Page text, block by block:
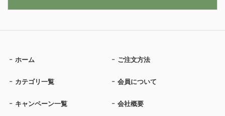
ホーム ご注文方法
カテゴリ一覧 会員について
キャンペーン一覧 会社概要